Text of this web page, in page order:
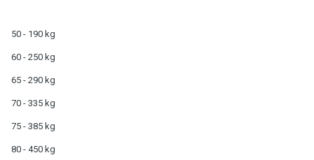
50 - 190 kg
60 - 250 kg
65 - 290 kg
70 - 335 kg
75 - 385 kg
80 - 450 kg